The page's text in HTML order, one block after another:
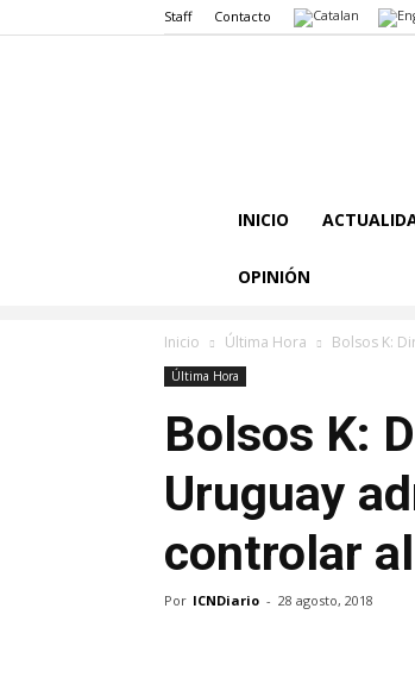
Staff Contacto
INICIO
OPINIÓN
Inicio Última Hora Bolsos K:
Última Hora
Bolsos K:
Uruguay
controlar
Por ICNDiario - 28 agosto, 2018